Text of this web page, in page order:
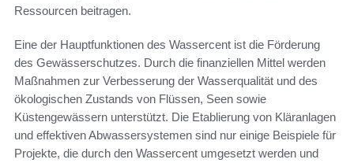
Ressourcen beitragen.
Eine der Hauptfunktionen des Wassercent ist die Förderung
des Gewässerschutzes. Durch die finanziellen Mittel werden
Maßnahmen zur Verbesserung der Wasserqualität und des
ökologischen Zustands von Flüssen, Seen sowie
Küstengewässern unterstützt. Die Etablierung von Kläranlagen
und effektiven Abwassersystemen sind nur einige Beispiele für
Projekte, die durch den Wassercent umgesetzt werden und